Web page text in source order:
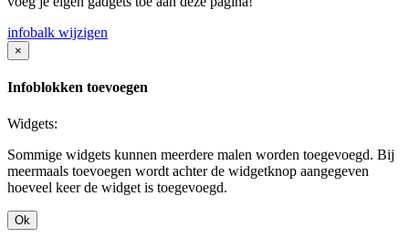
infobalk wijzigen
×
Infoblokken toevoegen
Widgets:
Sommige widgets kunnen meerdere malen worden toegevoegd. Bij
meermaals toevoegen wordt achter de widgetknop aangegeven
hoeveel keer de widget is toegevoegd.
Ok